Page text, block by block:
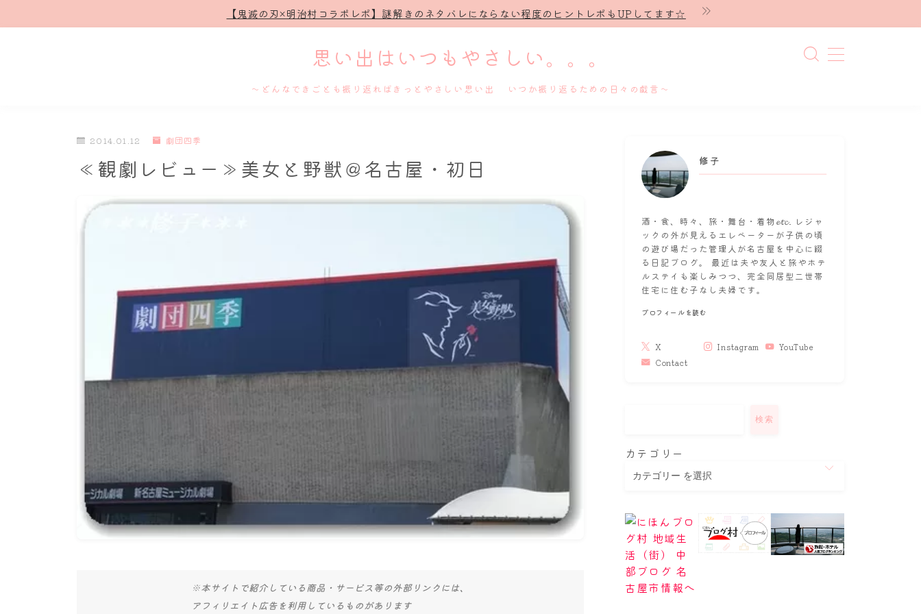
【鬼滅の刃×明治村コラボレポ】謎解きのネタバレにならない程度のヒントレポもUPしてます☆
思い出はいつもやさしい。。。
～どんなできごとも振り返ればきっとやさしい思い出 いつか振り返るための日々の戯言～
プロフィール
舞台・ライブ
ナナちゃん人形
2014.01.12 劇団四季
≪観劇レビュー≫美女と野獣＠名古屋・初日
※本サイトで紹介している商品・サービス等の外部リンクには、
アフィリエイト広告を利用しているものがあります
修子
酒・食、時々、旅・舞台・着物𝓮𝓽𝓬. レジャ
ックの外が見えるエレベーターが子供の頃
の遊び場だった管理人が名古屋を中心に綴
る日記ブログ。 最近は夫や友人と旅やホテ
ルステイも楽しみつつ、完全同居型二世帯
住宅に住む子なし夫婦です。
プロフィールを読む
X Instagram
YouTube
Contact
検索
カテゴリー